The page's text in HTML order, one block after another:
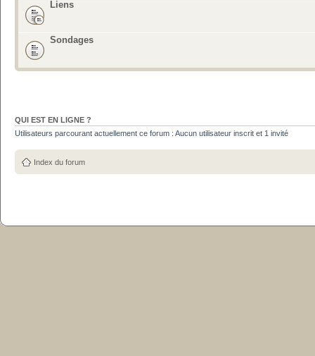
Liens
Sondages
QUI EST EN LIGNE ?
Utilisateurs parcourant actuellement ce forum : Aucun utilisateur inscrit et 1 invité
Index du forum